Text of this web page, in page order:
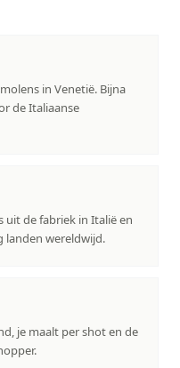
in Venetië. Bijna
de Italiaanse
uit de fabriek in Italië en
landen wereldwijd.
je maalt per shot en de